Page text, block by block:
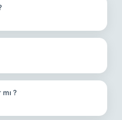
?